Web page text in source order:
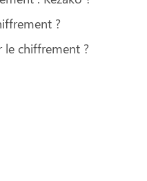
?
le chiffrement ?